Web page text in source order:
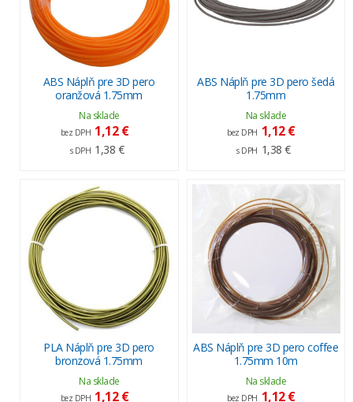
ABS Náplň pre 3D pero
oranžová 1.75mm
Na sklade
bez DPH 1,12 €
s DPH 1,38 €
ABS Náplň pre 3D pero šedá
1.75mm
Na sklade
bez DPH 1,12 €
s DPH 1,38 €
PLA Náplň pre 3D pero
bronzová 1.75mm
Na sklade
bez DPH 1,12 €
ABS Náplň pre 3D pero coffee
1.75mm 10m
Na sklade
bez DPH 1,12 €